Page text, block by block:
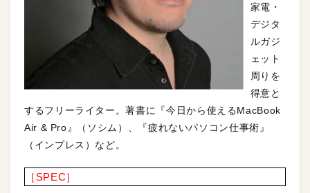
家電・
デジタ
ルガジ
ェット
周りを
得意と
するフリーライター。著書に『今日から使えるMacBook
Air & Pro』（ソシム）、『疲れないパソコン仕事術』
（インプレス）など。
［SPEC］